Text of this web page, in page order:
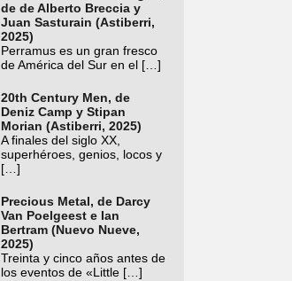
de de Alberto Breccia y
Juan Sasturain (Astiberri,
2025)
Perramus es un gran fresco
de América del Sur en el […]
20th Century Men, de
Deniz Camp y Stipan
Morian (Astiberri, 2025)
A finales del siglo XX,
superhéroes, genios, locos y
[…]
Precious Metal, de Darcy
Van Poelgeest e Ian
Bertram (Nuevo Nueve,
2025)
Treinta y cinco años antes de
los eventos de «Little […]